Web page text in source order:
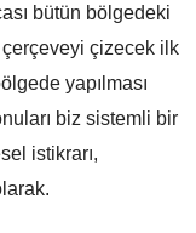
bütün bölgedeki
çerçeveyi çizecek ilk
yapılması
biz sistemli bir
istikrarı,